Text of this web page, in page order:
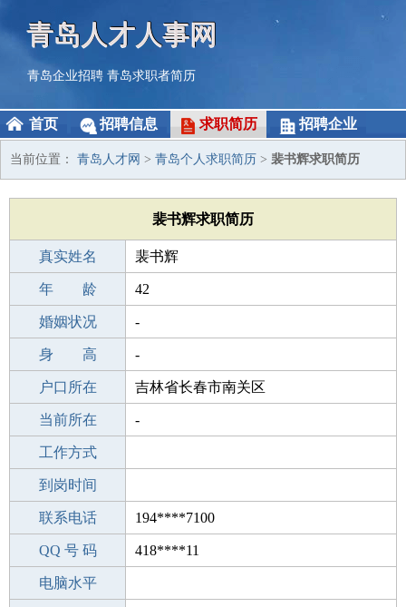
青岛人才人事网
青岛企业招聘 青岛求职者简历
首页 招聘信息 求职简历 招聘企业
当前位置： 青岛人才网 > 青岛个人求职简历 > 裴书辉求职简历
裴书辉求职简历
真实姓名 裴书辉
性 别 男
年 龄 42
出生年月 1984-11-24
婚姻状况 -
学 历 初中
身 高 -
毕业学校 湘潭射埠镇继述桥中学
户口所在 吉林省长春市南关区
所学专业 -
当前所在 -
工作经验
工作方式
驾 照
到岗时间
期望月薪
联系电话 194****7100
手机号码 194****7100
QQ 号 码 418****11
微信号码
电脑水平